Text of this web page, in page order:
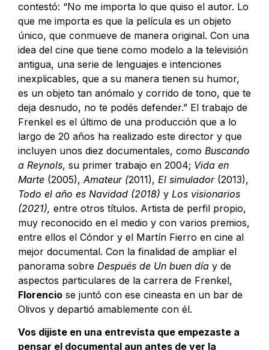
contestó: “No me importa lo que quiso el autor. Lo
que me importa es que la película es un objeto
único, que conmueve de manera original. Con una
idea del cine que tiene como modelo a la televisión
antigua, una serie de lenguajes e intenciones
inexplicables, que a su manera tienen su humor,
es un objeto tan anómalo y corrido de tono, que te
deja desnudo, no te podés defender.” El trabajo de
Frenkel es el último de una producción que a lo
largo de 20 años ha realizado este director y que
incluyen unos diez documentales, como Buscando
a Reynols, su primer trabajo en 2004; Vida en
Marte (2005),Amateur (2011), El simulador(2013),
Todo el año es Navidad (2018) y Los visionarios
(2021), entre otros títulos. Artista de perfil propio,
muy reconocido en el medio y con varios premios,
entre ellos el Cóndor y el Martín Fierro en cine al
mejor documental. Con la finalidad de ampliar el
panorama sobre Después de Un buen día y de
aspectos particulares de la carrera de Frenkel,
Florencio se juntó con ese cineasta en un bar de
Olivos y departió amablemente con él.
Vos dijiste en una entrevista que empezaste a
pensar el documental aun antes de ver la